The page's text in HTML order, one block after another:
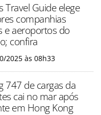
Travel Guide elege
companhias
e aeroportos do
confira
2025 às 08h33
747 de cargas da
cai no mar após
em Hong Kong